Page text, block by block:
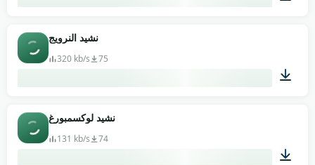
نشيد النرويج
320 kb/s 75
نشيد لوكسمبورغ
131 kb/s 74